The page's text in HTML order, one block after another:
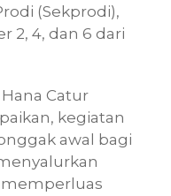
(Sekprodi),
2, 4, dan 6 dari
Catur
kegiatan
awal bagi